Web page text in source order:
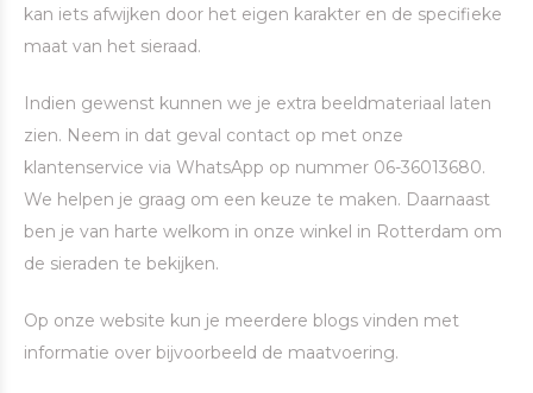
kan iets afwijken door het eigen karakter en de specifieke
maat van het sieraad.
Indien gewenst kunnen we je extra beeldmateriaal laten
zien. Neem in dat geval contact op met onze
klantenservice via WhatsApp op nummer 06-36013680.
We helpen je graag om een keuze te maken. Daarnaast
ben je van harte welkom in onze winkel in Rotterdam om
de sieraden te bekijken.
Op onze website kun je meerdere blogs vinden met
informatie over bijvoorbeeld de maatvoering.